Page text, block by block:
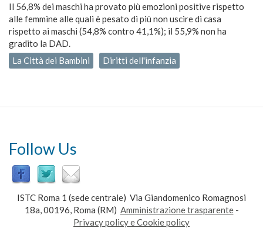
Il 56,8% dei maschi ha provato più emozioni positive rispetto
alle femmine alle quali è pesato di più non uscire di casa
rispetto ai maschi (54,8% contro 41,1%); il 55,9% non ha
gradito la DAD.
La Città dei Bambini
Diritti dell'infanzia
Follow Us
ISTC Roma 1 (sede centrale) Via Giandomenico Romagnosi
18a, 00196, Roma (RM) Amministrazione trasparente-
Privacy policy e Cookie policy